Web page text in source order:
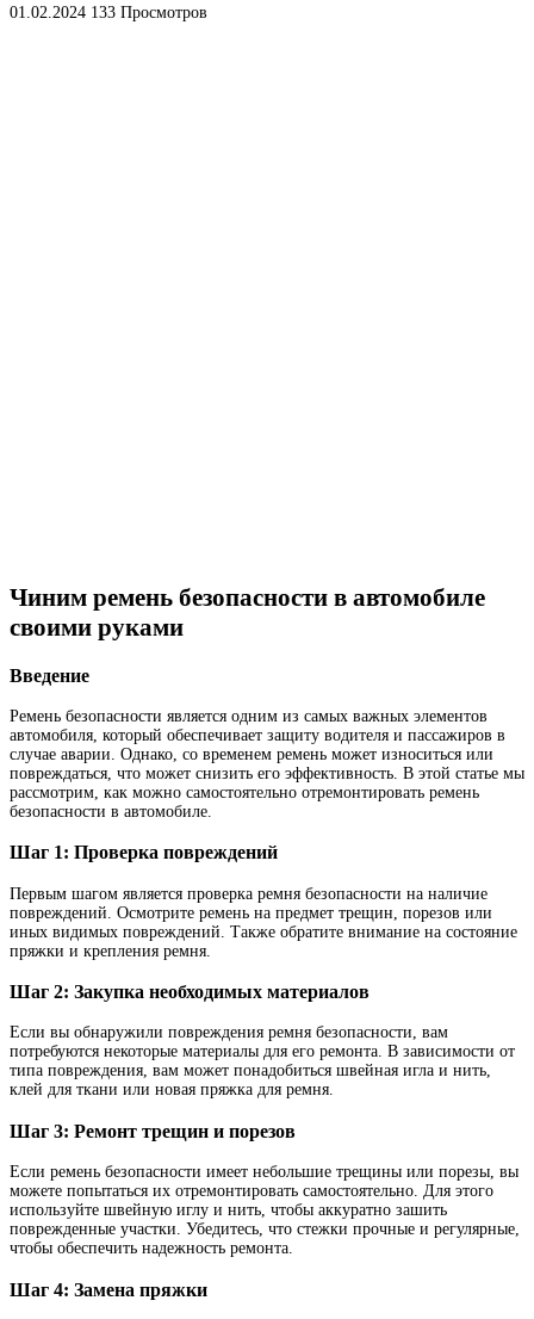
01.02.2024 133 Просмотров
Чиним ремень безопасности в автомобиле
своими руками
Введение
Ремень безопасности является одним из самых важных элементов
автомобиля, который обеспечивает защиту водителя и пассажиров в
случае аварии. Однако, со временем ремень может износиться или
повреждаться, что может снизить его эффективность. В этой статье мы
рассмотрим, как можно самостоятельно отремонтировать ремень
безопасности в автомобиле.
Шаг 1: Проверка повреждений
Первым шагом является проверка ремня безопасности на наличие
повреждений. Осмотрите ремень на предмет трещин, порезов или
иных видимых повреждений. Также обратите внимание на состояние
пряжки и крепления ремня.
Шаг 2: Закупка необходимых материалов
Если вы обнаружили повреждения ремня безопасности, вам
потребуются некоторые материалы для его ремонта. В зависимости от
типа повреждения, вам может понадобиться швейная игла и нить,
клей для ткани или новая пряжка для ремня.
Шаг 3: Ремонт трещин и порезов
Если ремень безопасности имеет небольшие трещины или порезы, вы
можете попытаться их отремонтировать самостоятельно. Для этого
используйте швейную иглу и нить, чтобы аккуратно зашить
поврежденные участки. Убедитесь, что стежки прочные и регулярные,
чтобы обеспечить надежность ремонта.
Шаг 4: Замена пряжки